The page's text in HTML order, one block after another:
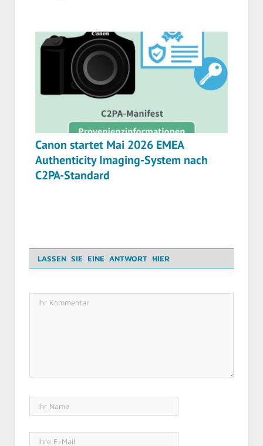
Canon startet Mai 2026 EMEA
Authenticity Imaging-System nach
C2PA-Standard
LASSEN SIE EINE ANTWORT HIER